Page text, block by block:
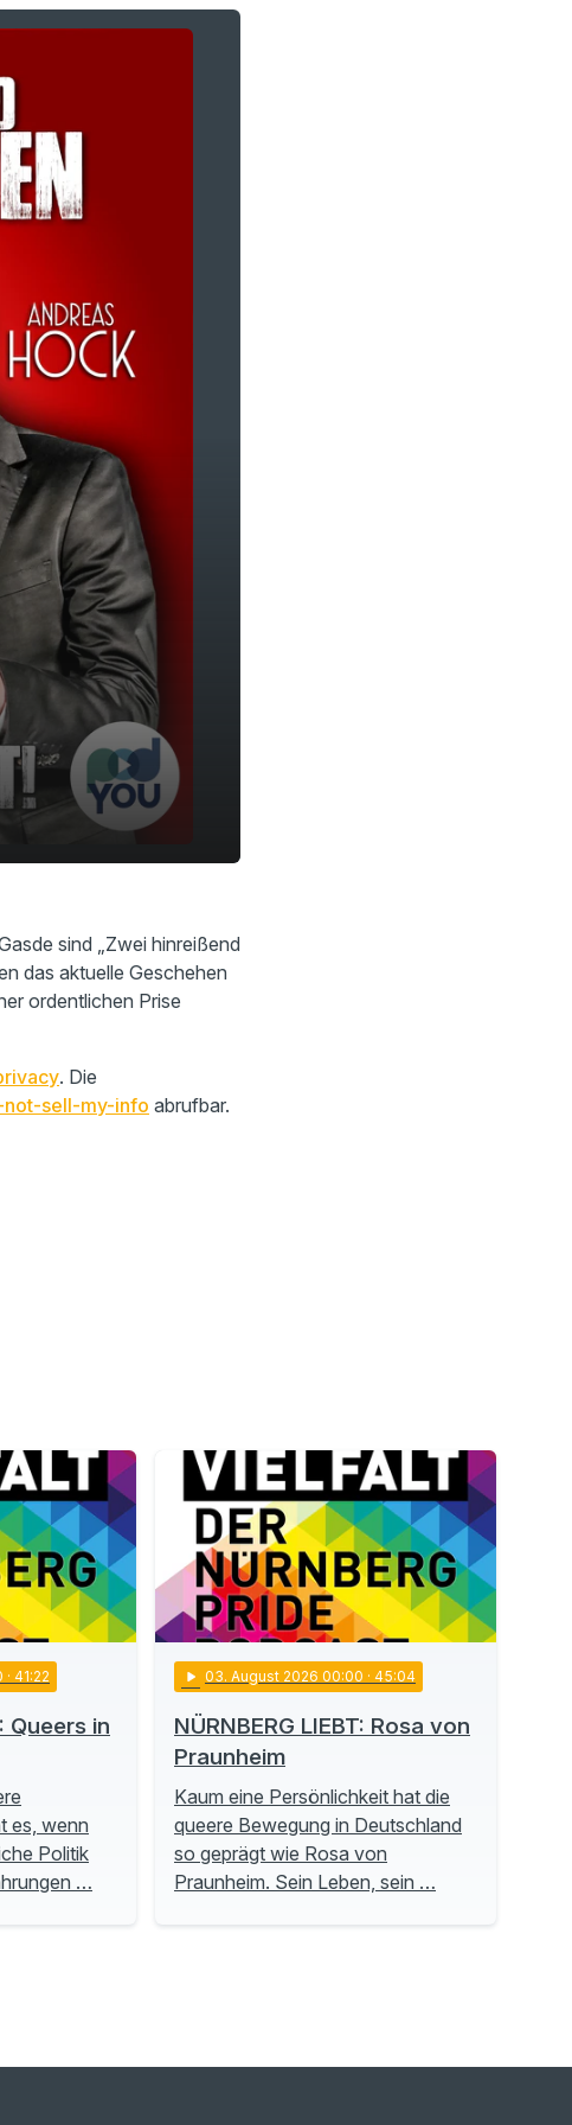
sind „Zwei hinreißend
das aktuelle Geschehen
ordentlichen Prise
. Die
sell-my-info abrufbar.
· 41:22
Queers in
es, wenn
Politik
…
play_arrow 03. August 2026 00:00 · 45:04
NÜRNBERG LIEBT: Rosa von
Praunheim
Kaum eine Persönlichkeit hat die
queere Bewegung in Deutschland
so geprägt wie Rosa von
Praunheim. Sein Leben, sein …